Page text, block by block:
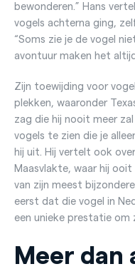
bewonderen.” Hans
vogels achterna ging,
“Soms zie je de vogel
avontuur maken het
Zijn toewijding voor
plekken, waaronder
zag die hij nooit meer
vogels te zien die je
hij uit. Hij vertelt ook
Maasvlakte, waar hij
van zijn meest
eerst dat die vogel in
een unieke prestatie om
Meer dan